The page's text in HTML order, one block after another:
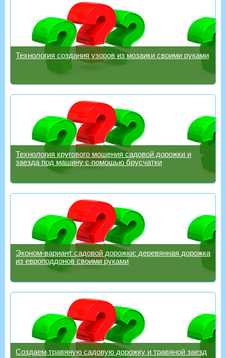
Технология создания узоров из мозаики своими руками
Технология кругового мощения садовой дорожки и
заезда под машину с помощью брусчатки
Эконом-вариант садовой дорожки: деревянная дорожка
из европоддонов своими руками
Создаем травяную садовую дорожку и травяной заезд